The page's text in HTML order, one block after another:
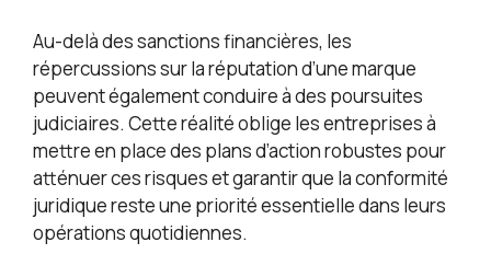
Au-delà des sanctions financières, les
répercussions sur la réputation d’une marque
peuvent également conduire à des poursuites
judiciaires. Cette réalité oblige les entreprises à
mettre en place des plans d’action robustes pour
atténuer ces risques et garantir que la conformité
juridique reste une priorité essentielle dans leurs
opérations quotidiennes.